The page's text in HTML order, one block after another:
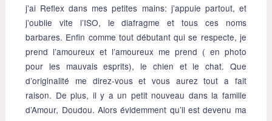
j’ai Reflex dans mes petites mains: j’appuie partout, et
j’oublie vite l’ISO, le diafragme et tous ces noms
barbares. Enfin comme tout débutant qui se respecte, je
prend l’amoureux et l’amoureux me prend ( en photo
pour les mauvais esprits), le chien et le chat. Que
d’originalité me direz-vous et vous aurez tout a fait
raison. De plus, il y a un petit nouveau dans la famille
d’Amour, Doudou. Alors évidemment qu’il est devenu ma